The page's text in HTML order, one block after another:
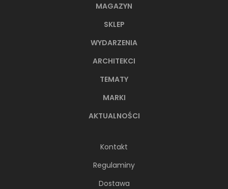
MAGAZYN
SKLEP
WYDARZENIA
ARCHITEKCI
TEMATY
MARKI
AKTUALNOŚCI
Kontakt
Regulaminy
Dostawa